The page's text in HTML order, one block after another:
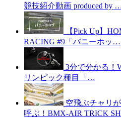
競技紹介動画 produced by
【Pick Up】
RACING #9「バニーホッ…
3分で分かる！
リンピック種目「…
空飛ぶチャリ
呼ぶ！BMX-AIR TRICK